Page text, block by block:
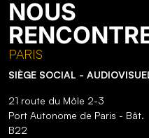
NOUS
PARIS
SIÈGE SOCIAL -
21 route du Môle 2-3
Port Autonome de Paris - Bât.
B22